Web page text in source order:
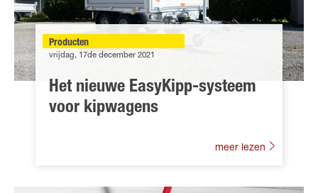
Producten
vrijdag, 17de december 2021
Het nieuwe EasyKipp-systeem
voor kipwagens
meer lezen